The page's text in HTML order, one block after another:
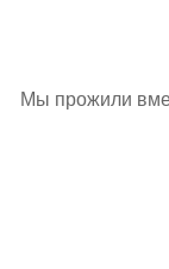
Мы прожили